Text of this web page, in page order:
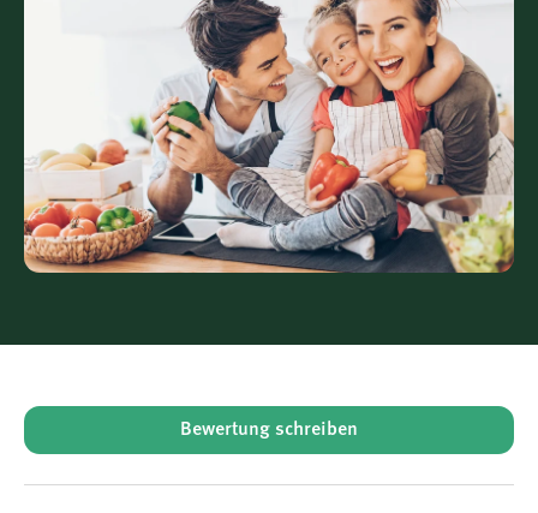
Organisch gebundenes Silicium
(Monomethylsilantriol)
Biodynamisiertdurch physikalische
Hochdruckbehandlung
Flüssige Formmit 1000 ml Inhalt – ausreichend
für ca. 33 Tage
Ohne künstliche Zusatzstoffe , vegan und
glutenfrei
Hohe Bioverfügbarkeitdank spezieller
Aufbereitungstechnologie
Bewertung schreiben
New content loaded